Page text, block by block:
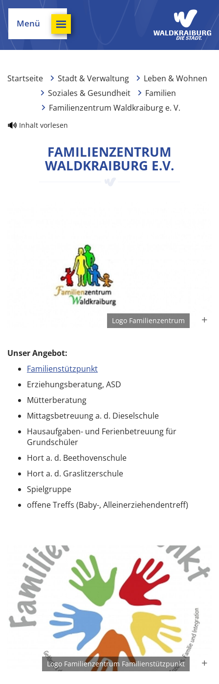
Menü
Startseite Stadt & Verwaltung
Leben & Wohnen
Soziales & Gesundheit
Familien
Familienzentrum Waldkraiburg e. V.
Inhalt vorlesen
FAMILIENZENTRUM
WALDKRAIBURG E.V.
Logo Familienzentrum
Unser Angebot:
Familienstützpunkt
Erziehungsberatung, ASD
Mütterberatung
Mittagsbetreuung a. d. Dieselschule
Hausaufgaben- und Ferienbetreuung für
Grundschüler
Hort a. d. Beethovenschule
Hort a. d. Graslitzerschule
Spielgruppe
offene Treffs (Baby-, Alleinerziehendentreff)
Logo Familienzentrum Familienstützpunkt